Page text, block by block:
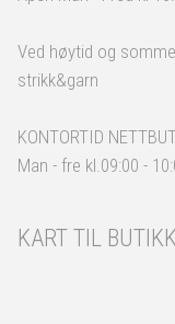
Ved høytid og
strikk&garn
KONTORTID
Man - fre kl.09:00 -
KART TIL